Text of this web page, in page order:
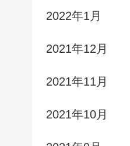
2022年1月
2021年12月
2021年11月
2021年10月